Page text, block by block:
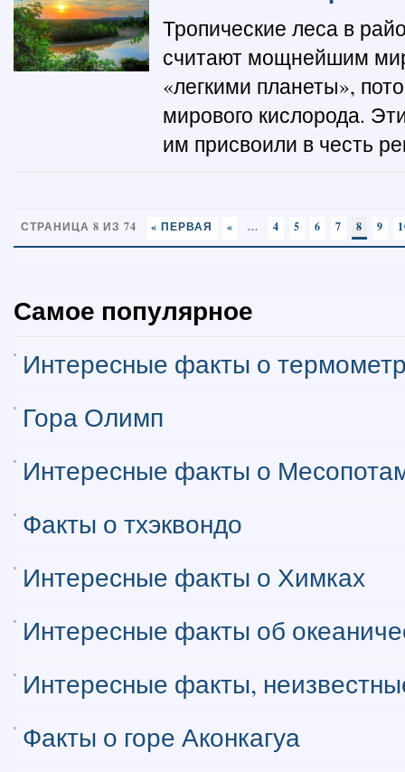
Тропические леса в
считают мощнейшим
«легкими планеты»,
мирового кислорода.
им присвоили в честь
СТРАНИЦА 8 ИЗ 74 « ПЕРВАЯ « ... 4 5 6 7 8 9
Самое популярное
Интересные факты о
Гора Олимп
Интересные факты о
Факты о тхэквондо
Интересные факты о Химках
Интересные факты об
Интересные факты,
Факты о горе Аконкагуа